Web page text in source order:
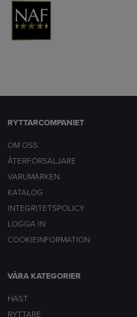
RYTTARCOMPANIET
OM OSS
ÅTERFÖRSÄLJARE
VARUMÄRKEN
KATALOG
INTEGRITETSPOLICY
LOGGA IN
COOKIEINFORMATION
VÅRA KATEGORIER
HÄST
RYTTARE